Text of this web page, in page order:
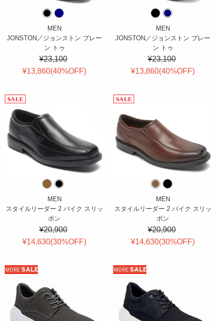
MEN
JONSTON／ジョンストン プレー
ン トゥ
¥23,100
¥13,860(40%OFF)
MEN
JONSTON／ジョンストン プレー
ン トゥ
¥23,100
¥13,860(40%OFF)
MEN
スタイルリーダー 2 バイク スリッ
ポン
¥20,900
¥14,630(30%OFF)
MEN
スタイルリーダー 2 バイク スリッ
ポン
¥20,900
¥14,630(30%OFF)
MORE SALE MORE SALE